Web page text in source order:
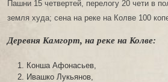
Пашни 15 четвертей, перелогу 20 чети в
земля худа; сена на реке на Колве 100
Деревня Камгорт, на реке на Колве:
Конша Афонасьев,
Ивашко Лукьянов,